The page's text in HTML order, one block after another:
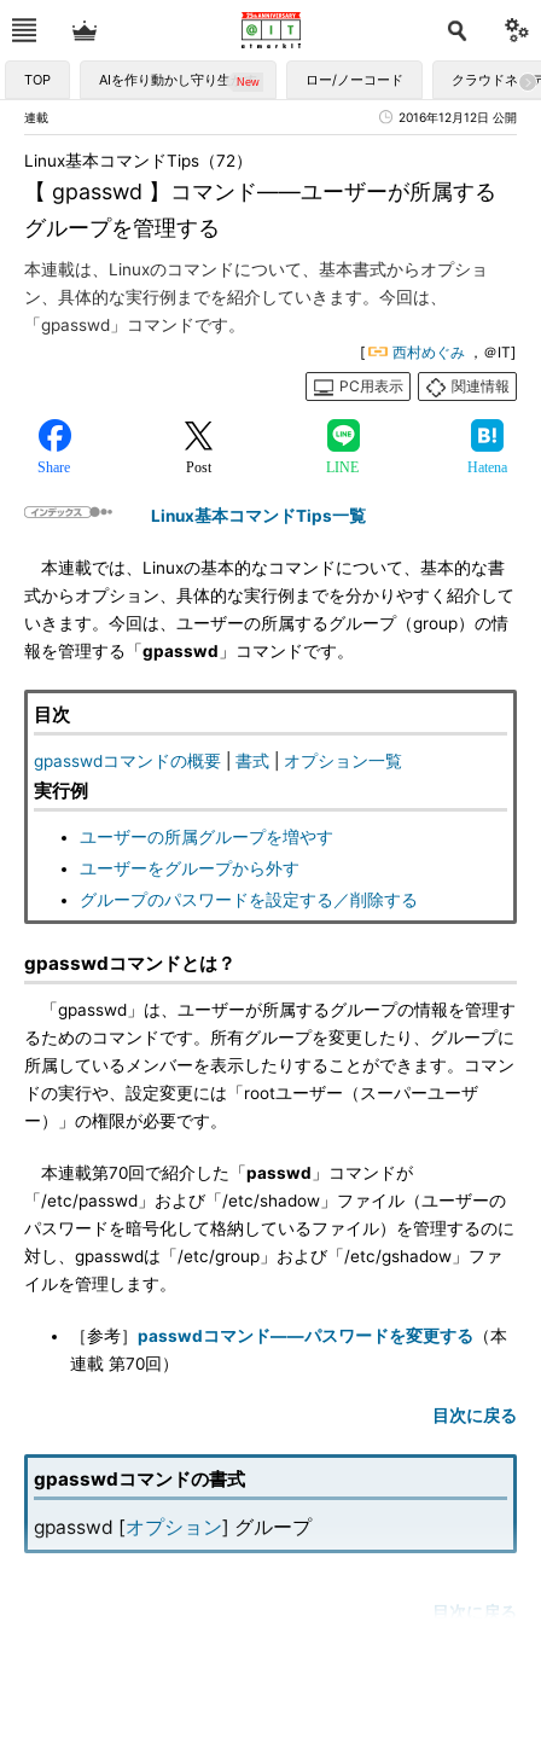
TOP AIを作り動かし守り生かす ロー/ノーコード クラウドネイ
連載 2016年12月12日 公開
【 gpasswd 】コマンド――ユーザーが所属する
グループを管理する
Linux基本コマンドTips（72）
本連載は、Linuxのコマンドについて、基本書式からオプショ
ン、具体的な実行例までを紹介していきます。今回は、
「gpasswd」コマンドです。
[ 西村めぐみ ，＠IT]
PC用表示
関連情報
Share Post LINE Hatena
Linux基本コマンドTips一覧
本連載では、Linuxの基本的なコマンドについて、基本的な書
式からオプション、具体的な実行例までを分かりやすく紹介して
いきます。今回は、ユーザーの所属するグループ（group）の情
報を管理する「gpasswd 」コマンドです。
目次
gpasswdコマンドの概要 書式 オプション一覧
実行例
ユーザーの所属グループを増やす
ユーザーをグループから外す
グループのパスワードを設定する／削除する
gpasswdコマンドとは？
「gpasswd」は、ユーザーが所属するグループの情報を管理す
るためのコマンドです。所有グループを変更したり、グループに
所属しているメンバーを表示したりすることができます。コマン
ドの実行や、設定変更には「rootユーザー（スーパーユーザ
ー）」の権限が必要です。
本連載第70回で紹介した「passwd 」コマンドが
「/etc/passwd」および「/etc/shadow」ファイル（ユーザーの
パスワードを暗号化して格納しているファイル）を管理するのに
対し、gpasswdは「/etc/group」および「/etc/gshadow」ファ
イルを管理します。
［参考］ passwdコマンド――パスワードを変更する （本
連載 第70回）
目次に戻る
gpasswdコマンドの書式
gpasswd [オプション] グループ
目次に戻る